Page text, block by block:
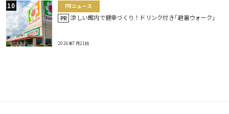
PRニュース
PR 涼しい館内で健幸づくり！ドリンク付き｢避暑ウォーク｣
2026年7月21日